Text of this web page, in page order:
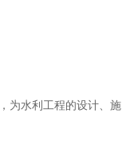
为水利工程的设计、施